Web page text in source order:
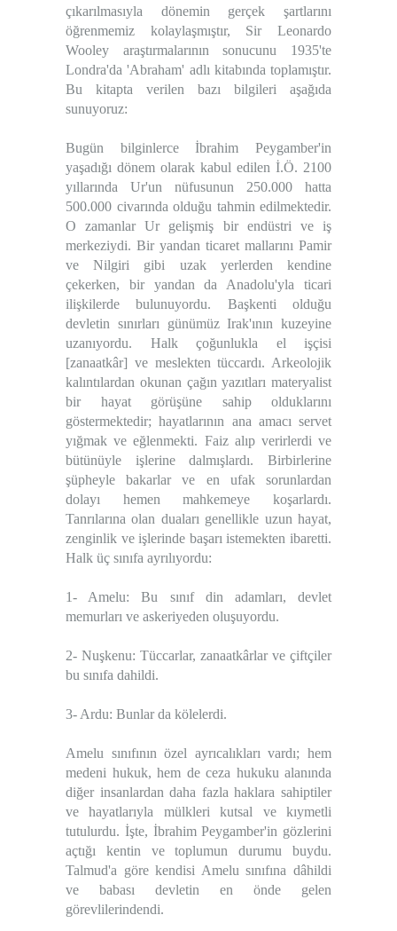
çıkarılmasıyla dönemin gerçek şartlarını
öğrenmemiz kolaylaşmıştır, Sir Leonardo
Wooley araştırmalarının sonucunu 1935'te
Londra'da 'Abraham' adlı kitabında toplamıştır.
Bu kitapta verilen bazı bilgileri aşağıda
sunuyoruz:
Bugün bilginlerce İbrahim Peygamber'in
yaşadığı dönem olarak kabul edilen İ.Ö. 2100
yıllarında Ur'un nüfusunun 250.000 hatta
500.000 civarında olduğu tahmin edilmektedir.
O zamanlar Ur gelişmiş bir endüstri ve iş
merkeziydi. Bir yandan ticaret mallarını Pamir
ve Nilgiri gibi uzak yerlerden kendine
çekerken, bir yandan da Anadolu'yla ticari
ilişkilerde bulunuyordu. Başkenti olduğu
devletin sınırları günümüz Irak'ının kuzeyine
uzanıyordu. Halk çoğunlukla el işçisi
[zanaatkâr] ve meslekten tüccardı. Arkeolojik
kalıntılardan okunan çağın yazıtları materyalist
bir hayat görüşüne sahip olduklarını
göstermektedir; hayatlarının ana amacı servet
yığmak ve eğlenmekti. Faiz alıp verirlerdi ve
bütünüyle işlerine dalmışlardı. Birbirlerine
şüpheyle bakarlar ve en ufak sorunlardan
dolayı hemen mahkemeye koşarlardı.
Tanrılarına olan duaları genellikle uzun hayat,
zenginlik ve işlerinde başarı istemekten ibaretti.
Halk üç sınıfa ayrılıyordu:
1- Amelu: Bu sınıf din adamları, devlet
memurları ve askeriyeden oluşuyordu.
2- Nuşkenu: Tüccarlar, zanaatkârlar ve çiftçiler
bu sınıfa dahildi.
3- Ardu: Bunlar da kölelerdi.
Amelu sınıfının özel ayrıcalıkları vardı; hem
medeni hukuk, hem de ceza hukuku alanında
diğer insanlardan daha fazla haklara sahiptiler
ve hayatlarıyla mülkleri kutsal ve kıymetli
tutulurdu. İşte, İbrahim Peygamber'in gözlerini
açtığı kentin ve toplumun durumu buydu.
Talmud'a göre kendisi Amelu sınıfına dâhildi
ve babası devletin en önde gelen
görevlilerindendi.